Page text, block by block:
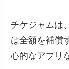
チケジャムは
は全額を補償
心的なアプリ